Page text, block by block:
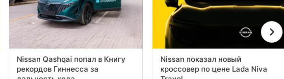
Nissan Qashqai попал в Книгу
рекордов Гиннесса за
Nissan показал новый
кроссовер по цене Lada Niva